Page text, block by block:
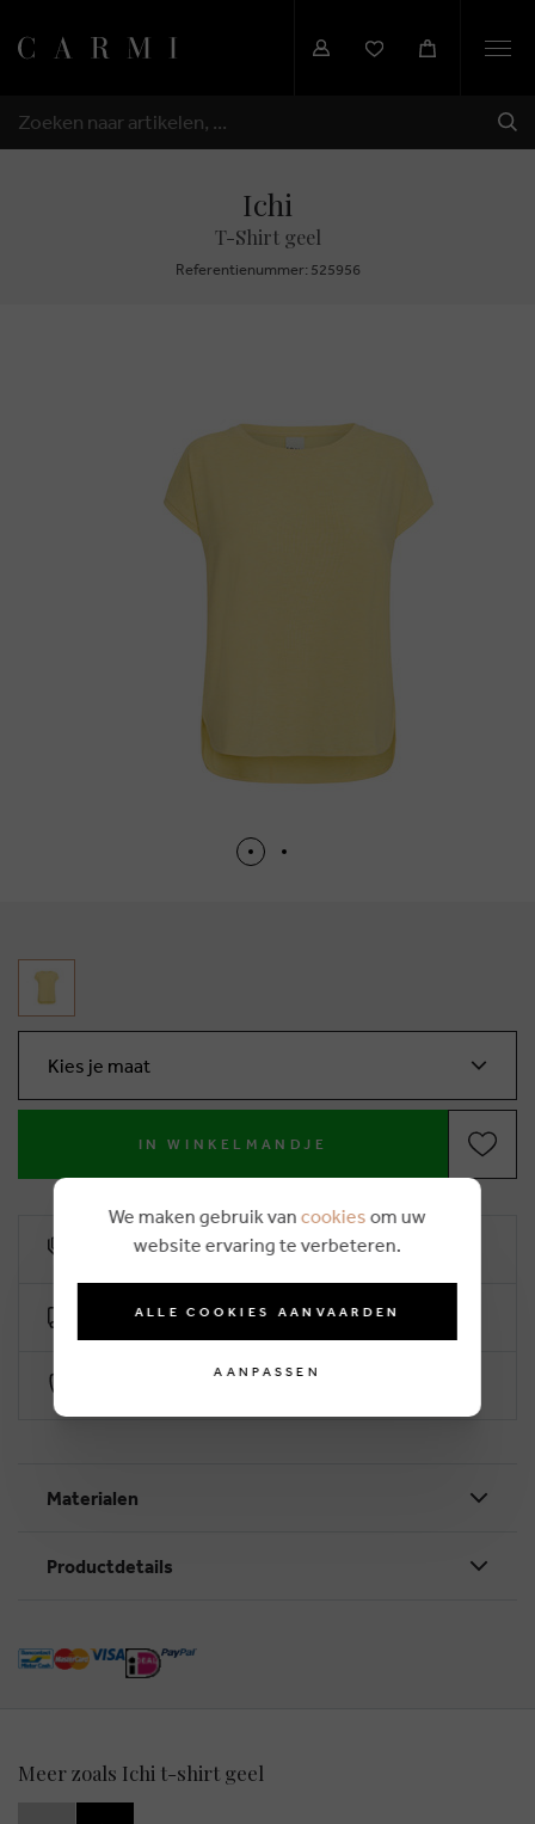
ZOEKEN
Ichi
T-Shirt geel
Referentienummer: 525956
Kies je maat
IN WINKELMANDJE
10% klantenkorting
Gratis levering vanaf €50 (2-4 werkdagen)
Materialen
Productdetails
Meer zoals Ichi t-shirt geel
We maken gebruik van cookies om uw
website ervaring te verbeteren.
ALLE COOKIES AANVAARDEN
AANPASSEN